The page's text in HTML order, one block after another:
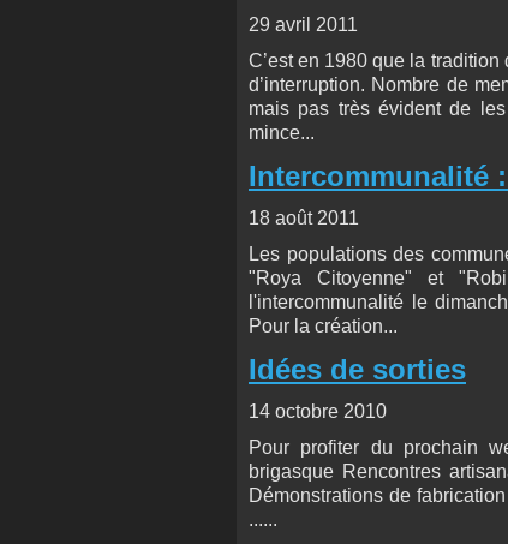
29 avril 2011
C’est en 1980 que la
d’interruption. Nombre de
mais pas très évident de
mince...
Intercommunalité
18 août 2011
Les populations des
"Roya Citoyenne" et
l'intercommunalité le
Pour la création...
Idées de sorties
14 octobre 2010
Pour profiter du prochain
brigasque Rencontres
Démonstrations de
......